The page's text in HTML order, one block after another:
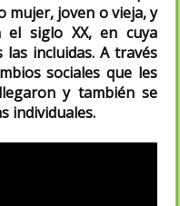
mujer, joven o vieja, y
siglo XX, en cuya
incluidas. A través
sociales que les
y también se
individuales.